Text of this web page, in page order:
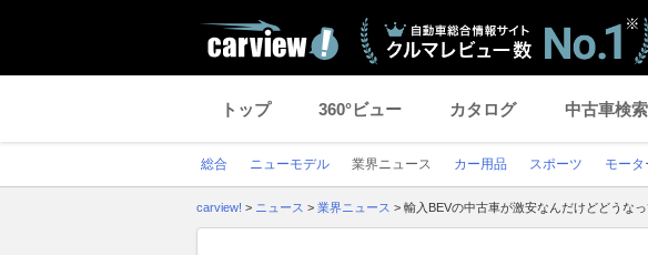
トップ 360°ビュー カタログ 中古車検索
総合 ニューモデル 業界ニュース カー用品 スポーツ モータ
carview! > ニュース > 業界ニュース > 輸入BEVの中古車が激安なんだけどどうな